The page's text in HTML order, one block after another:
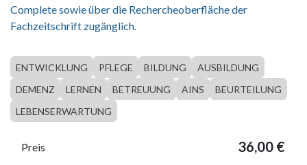
Complete sowie über die Rechercheoberfläche der
Fachzeitschrift zugänglich.
ENTWICKLUNG PFLEGE BILDUNG
AUSBILDUNG
DEMENZ
LERNEN BETREUUNG AINS
BEURTEILUNG
LEBENSERWARTUNG
Preis 36,00 €